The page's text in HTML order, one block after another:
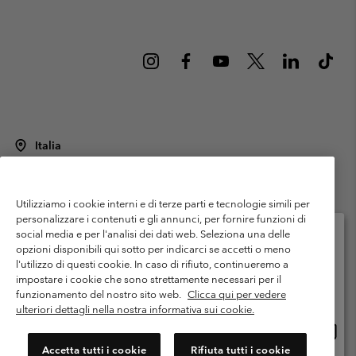
Italia
Termini di utilizzo
Condizioni Generali di Venditaa
Garanzia
Politica sulla privacy
Termini e condizioni del programma di membership
Condizioni di utilizzo dei contenuti generati dagli utenti
Impressum
Cookies
Public CBCR
Servizio clienti: Lun. - ven. 9:00 - 13:00 & 14:00- 18:00
Utilizziamo i cookie interni e di terze parti e tecnologie simili per
personalizzare i contenuti e gli annunci, per fornire funzioni di
social media e per l'analisi dei dati web. Seleziona una delle
opzioni disponibili qui sotto per indicarci se accetti o meno
l'utilizzo di questi cookie. In caso di rifiuto, continueremo a
impostare i cookie che sono strettamente necessari per il
funzionamento del nostro sito web. Clicca qui per vedere
ulteriori dettagli nella nostra informativa sui cookie.
Accetta tutti i cookie Rifiuta tutti i cookie
Seleziona il paese di spedizione e la lingua
Shopping online disponibile
online